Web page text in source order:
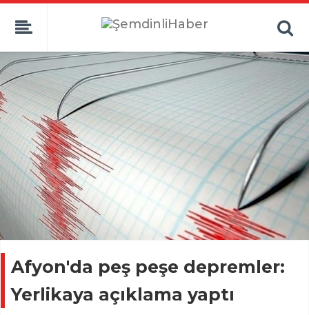
Afyon'da peş peşe depremler:
Yerlikaya açıklama yaptı